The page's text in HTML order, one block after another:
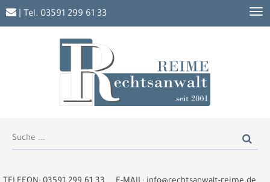
| Tel. 03591 299 61 33